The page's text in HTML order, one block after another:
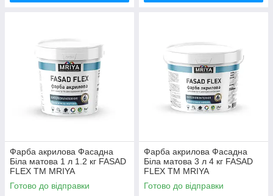
Фарба акрилова Фасадна
Біла матова 1 л 1.2 кг FASAD
FLEX ТМ MRIYA
Готово до відправки
Фарба акрилова Фасадна
Біла матова 3 л 4 кг FASAD
FLEX ТМ MRIYA
Готово до відправки